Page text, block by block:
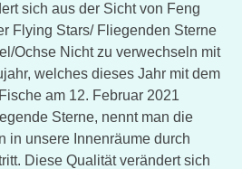
sich aus der Sicht von Feng
Flying Stars/ Fliegenden Sterne
Ochse Nicht zu verwechseln mit
welches dieses Jahr mit dem
am 12. Februar 2021
Sterne, nennt man die
in unsere Innenräume durch
Diese Qualität verändert sich